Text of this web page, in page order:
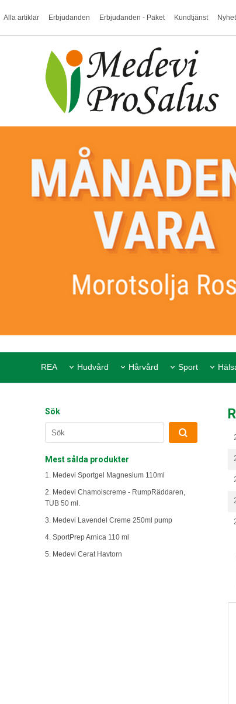
Alla artiklar Erbjudanden Erbjudanden - Paket Kundtjänst
REA Hudvård Hårvård Sport
Sök
Mest sålda produkter
1. Medevi Sportgel Magnesium 110ml
2. Medevi Chamoiscreme - RumpRäddaren,
TUB 50 ml.
3. Medevi Lavendel Creme 250ml pump
4. SportPrep Arnica 110 ml
5. Medevi Cerat Havtorn